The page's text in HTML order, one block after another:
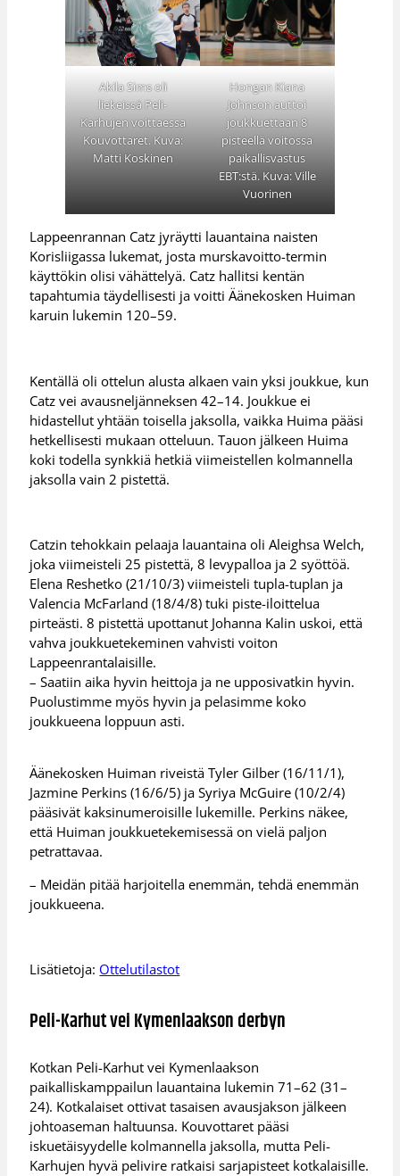
Akila Sims oli
liekeissä Peli-
Karhujen voittaessa
Kouvottaret. Kuva:
Matti Koskinen
Hongan Kiana
Johnson auttoi
joukkuettaan 8
pisteellä voitossa
paikallisvastus
EBT:stä. Kuva: Ville
Vuorinen
Lappeenrannan Catz jyräytti lauantaina naisten
Korisliigassa lukemat, josta murskavoitto-termin
käyttökin olisi vähättelyä. Catz hallitsi kentän
tapahtumia täydellisesti ja voitti Äänekosken Huiman
karuin lukemin 120–59.
Kentällä oli ottelun alusta alkaen vain yksi joukkue, kun
Catz vei avausneljänneksen 42–14. Joukkue ei
hidastellut yhtään toisella jaksolla, vaikka Huima pääsi
hetkellisesti mukaan otteluun. Tauon jälkeen Huima
koki todella synkkiä hetkiä viimeistellen kolmannella
jaksolla vain 2 pistettä.
Catzin tehokkain pelaaja lauantaina oli Aleighsa Welch,
joka viimeisteli 25 pistettä, 8 levypalloa ja 2 syöttöä.
Elena Reshetko (21/10/3) viimeisteli tupla-tuplan ja
Valencia McFarland (18/4/8) tuki piste-iloittelua
pirteästi. 8 pistettä upottanut Johanna Kalin uskoi, että
vahva joukkuetekeminen vahvisti voiton
Lappeenrantalaisille.
– Saatiin aika hyvin heittoja ja ne upposivatkin hyvin.
Puolustimme myös hyvin ja pelasimme koko
joukkueena loppuun asti.
Äänekosken Huiman riveistä Tyler Gilber (16/11/1),
Jazmine Perkins (16/6/5) ja Syriya McGuire (10/2/4)
pääsivät kaksinumeroisille lukemille. Perkins näkee,
että Huiman joukkuetekemisessä on vielä paljon
petrattavaa.
– Meidän pitää harjoitella enemmän, tehdä enemmän
joukkueena.
Lisätietoja: Ottelutilastot
Peli-Karhut vei Kymenlaakson derbyn
Kotkan Peli-Karhut vei Kymenlaakson
paikalliskamppailun lauantaina lukemin 71–62 (31–
24). Kotkalaiset ottivat tasaisen avausjakson jälkeen
johtoaseman haltuunsa. Kouvottaret pääsi
iskuetäisyydelle kolmannella jaksolla, mutta Peli-
Karhujen hyvä pelivire ratkaisi sarjapisteet kotkalaisille.